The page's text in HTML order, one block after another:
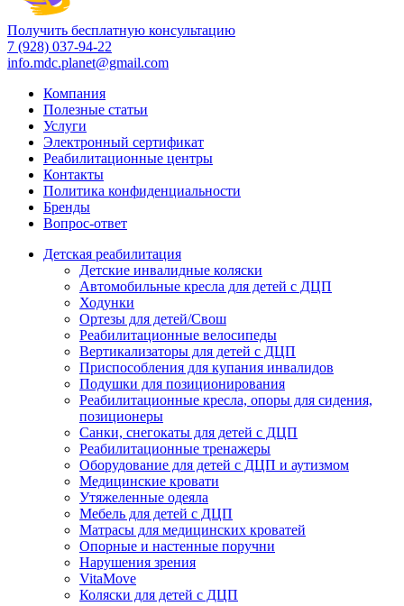
Получить бесплатную консультацию
7 (928) 037-94-22
info.mdc.planet@gmail.com
Компания
Полезные статьи
Услуги
Электронный сертификат
Реабилитационные центры
Контакты
Политика конфиденциальности
Бренды
Вопрос-ответ
Детская реабилитация
Детские инвалидные коляски
Автомобильные кресла для детей с ДЦП
Ходунки
Ортезы для детей/Свош
Реабилитационные велосипеды
Вертикализаторы для детей с ДЦП
Приспособления для купания инвалидов
Подушки для позиционирования
Реабилитационные кресла, опоры для сидения,
позиционеры
Санки, снегокаты для детей с ДЦП
Реабилитационные тренажеры
Оборудование для детей с ДЦП и аутизмом
Медицинские кровати
Утяжеленные одеяла
Мебель для детей с ДЦП
Матрасы для медицинских кроватей
Опорные и настенные поручни
Нарушения зрения
VitaMove
Коляски для детей с ДЦП